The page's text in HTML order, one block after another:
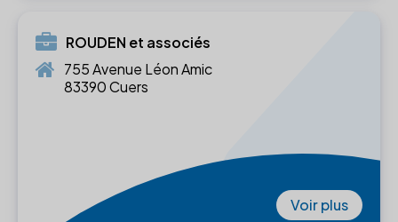
ROUDEN et associés
755 Avenue Léon Amic
83390 Cuers
Voir plus